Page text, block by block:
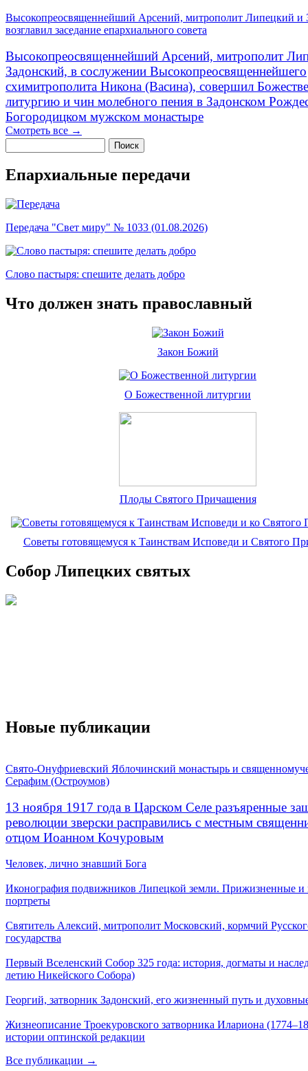
Высокопреосвященнейший Арсений, митрополит Липецкий и
возглавил заседание епархиального совета
Высокопреосвященнейший Арсений, митрополит
Задонский, в сослужении Высокопреосвященнейшего
схимитрополита Никона (Васина), совершил
литургию и чин молебного пения в Задонском
Богородицком мужском монастыре
Смотреть все →
Поиск
Епархиальные передачи
Передача "Свет миру" № 1033 (01.08.2026)
Слово пастыря: спешите делать добро
Что должен знать православный
Закон Божий
О Божественной литургии
Плоды Святого Причащения
Советы готовящемуся к Таинствам Исповеди и Святого
Собор Липецких святых
Новые публикации
Свято-Онуфриевский Яблочинский монастырь и
Серафим (Остроумов)
13 ноября 1917 года в Царском Селе разъяренные
революции зверски расправились с местным
отцом Иоанном Кочуровым
Человек, лично знавший Бога
Иконография подвижников Липецкой земли. Прижизненные и
портреты
Святитель Алексий, митрополит Московский, кормчий
государства
Первый Вселенский Собор 325 года: история, догматы и
летию Никейского Собора)
Георгий, затворник Задонский, его жизненный путь и
Жизнеописание Троекуровского затворника Илариона
истории оптинской редакции
Все публикации →